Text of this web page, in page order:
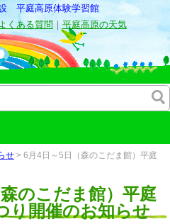
平庭高原体験学習館
くある質問 ｜ 平庭高原の天気
せ > 6月4日～5日（森のこだま館）平庭
のこだま館）平庭
り開催のお知らせ